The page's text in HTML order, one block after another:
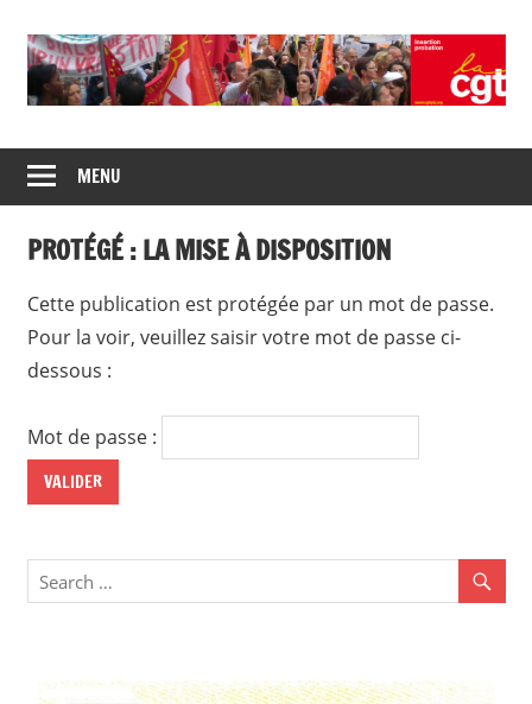
CGT
insertion
probation
de
syndicats
CGT
insertion
MENU
PROTÉGÉ : LA MISE À DISPOSITION
Cette publication est protégée par un mot de passe.
Pour la voir, veuillez saisir votre mot de passe ci-
dessous :
Mot de passe :